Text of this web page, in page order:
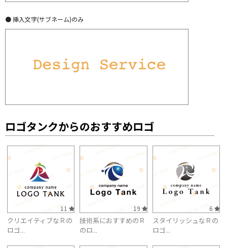
● 挿入文字(サブネーム)のみ
ロゴタンクからのおすすめロゴ
11
クリエイティブなＲの
ロゴ...
19
技術系におすすめのＲ
のロ...
6
スタイリッシュなＲの
ロゴ...